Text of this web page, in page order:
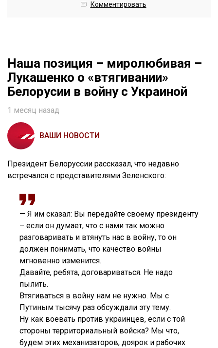
Комментировать
Наша позиция – миролюбивая –
Лукашенко о «втягивании»
Белорусии в войну с Украиной
1 месяц назад
ВАШИ НОВОСТИ
Президент Белоруссии рассказал, что недавно
встречался с представителями Зеленского:
— Я им сказал: Вы передайте своему президенту
– если он думает, что с нами так можно
разговаривать и втянуть нас в войну, то он
должен понимать, что качество войны
мгновенно изменится.
Давайте, ребята, договариваться. Не надо
пылить.
Втягиваться в войну нам не нужно. Мы с
Путиным тысячу раз обсуждали эту тему.
Ну как воевать против украинцев, если с той
стороны территориальный войска? Мы что,
будем этих механизаторов, доярок и рабочих